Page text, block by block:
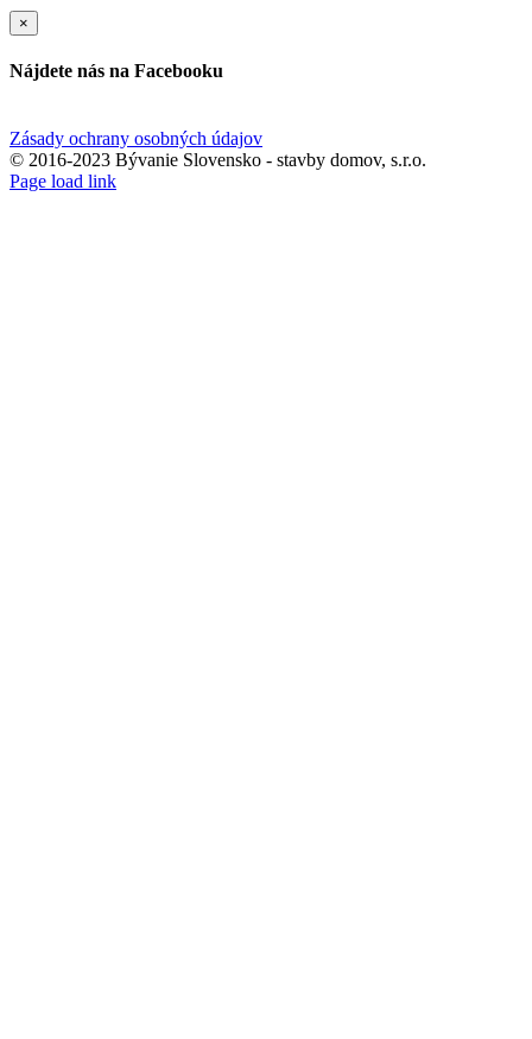
×
Nájdete nás na Facebooku
Zásady ochrany osobných údajov
© 2016-2023 Bývanie Slovensko - stavby domov, s.r.o.
Page load link